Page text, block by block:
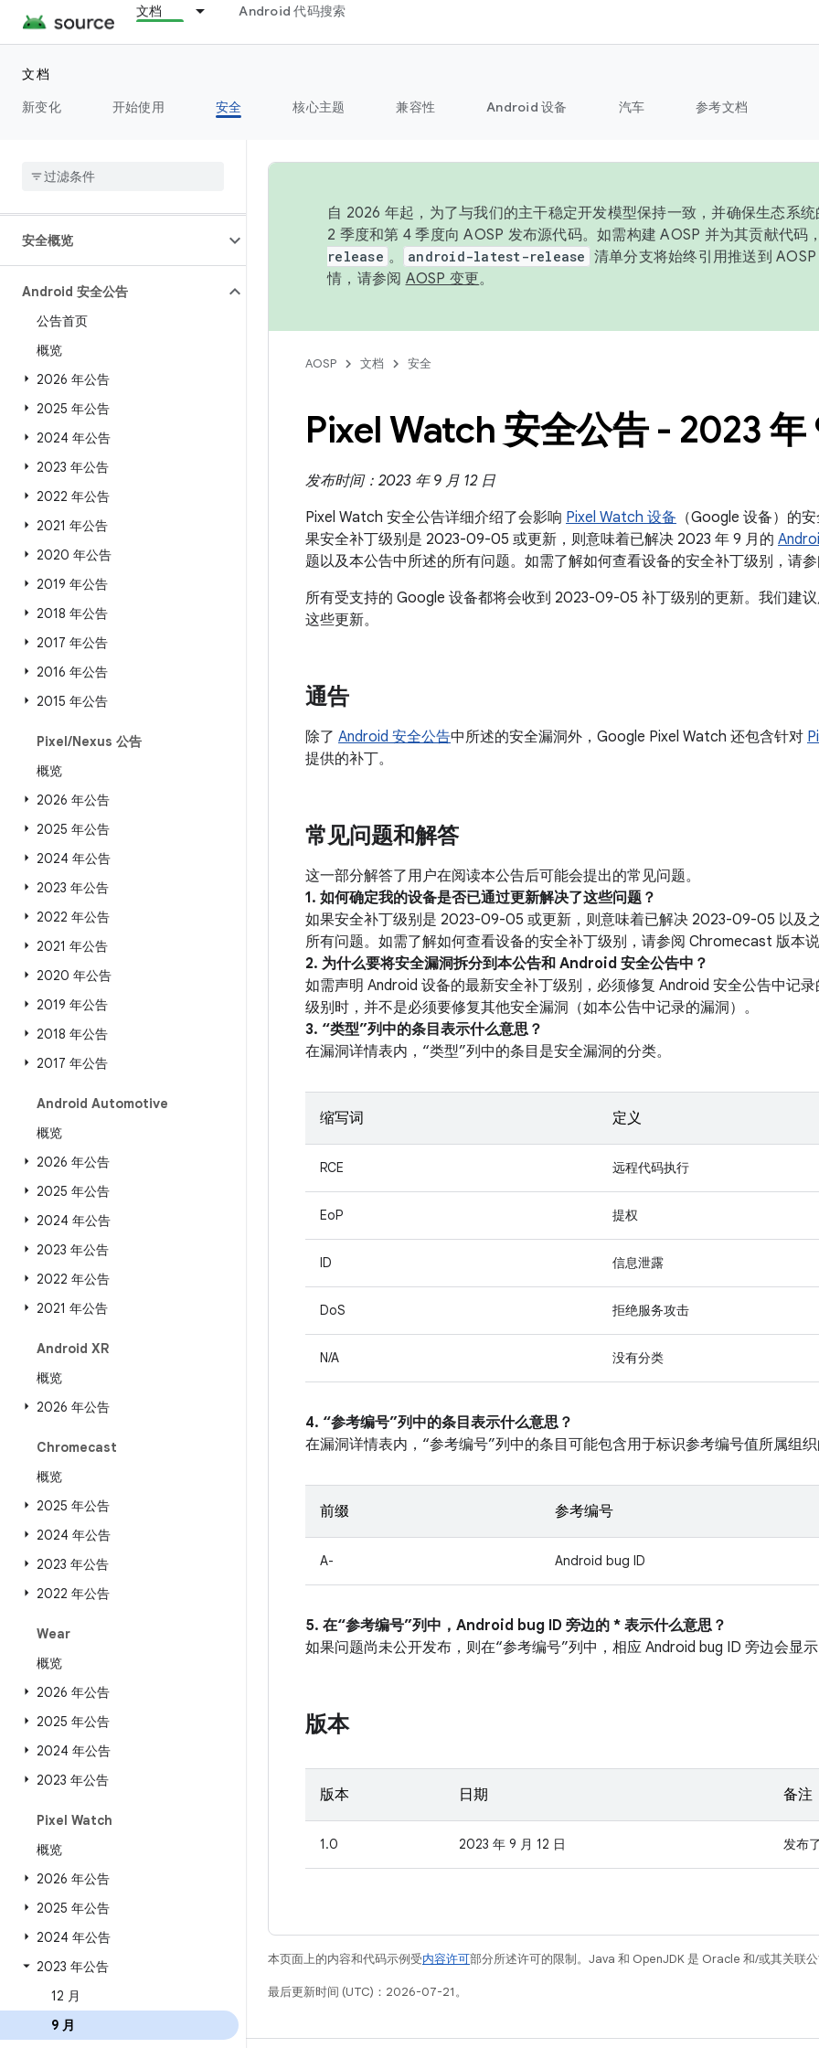
文档 Android 代码搜索
文档
新变化
开始使用 安全 核心主题 兼容性 Android 设备 汽车 参考文档
安全概览
Android 安全公告
公告首页
概览
2026 年公告
2025 年公告
2024 年公告
2023 年公告
2022 年公告
2021 年公告
2020 年公告
2019 年公告
2018 年公告
2017 年公告
2016 年公告
2015 年公告
Pixel/Nexus 公告
概览
2026 年公告
2025 年公告
2024 年公告
2023 年公告
2022 年公告
2021 年公告
2020 年公告
2019 年公告
2018 年公告
2017 年公告
Android Automotive
概览
2026 年公告
2025 年公告
2024 年公告
2023 年公告
2022 年公告
2021 年公告
Android XR
概览
2026 年公告
Chromecast
概览
2025 年公告
2024 年公告
2023 年公告
2022 年公告
Wear
概览
2026 年公告
2025 年公告
2024 年公告
2023 年公告
Pixel Watch
概览
2026 年公告
2025 年公告
2024 年公告
2023 年公告
12 月
9 月
自 2026 年起，为了与我们的主干稳定开发模型保持一致，并确保生态系
2 季度和第 4 季度向 AOSP 发布源代码。如需构建 AOSP 并为其贡献代码
release 。 android-latest-release 清单分支将始终引用推送到
情，请参阅 AOSP 变更。
AOSP 文档 安全
Pixel Watch 安全公告 - 2023 年
发布时间：2023 年 9 月 12 日
Pixel Watch 安全公告详细介绍了会影响 Pixel Watch 设备 （Google 设备）的
果安全补丁级别是 2023-09-05 或更新，则意味着已解决 2023 年 9 月的
题以及本公告中所述的所有问题。如需了解如何查看设备的安全补丁级别，请
所有受支持的 Google 设备都将会收到 2023-09-05 补丁级别的更新。我们建
这些更新。
通告
除了 Android 安全公告中所述的安全漏洞外，Google Pixel Watch 还包含针对
提供的补丁。
常见问题和解答
这一部分解答了用户在阅读本公告后可能会提出的常见问题。
1. 如何确定我的设备是否已通过更新解决了这些问题？
如果安全补丁级别是 2023-09-05 或更新，则意味着已解决 2023-09-05 以及
所有问题。如需了解如何查看设备的安全补丁级别，请参阅 Chromecast 版本
2. 为什么要将安全漏洞拆分到本公告和 Android 安全公告中？
如需声明 Android 设备的最新安全补丁级别，必须修复 Android 安全公告中记
级别时，并不是必须要修复其他安全漏洞（如本公告中记录的漏洞）。
3. “类型”列中的条目表示什么意思？
在漏洞详情表内，“类型”列中的条目是安全漏洞的分类。
缩写词 定义
RCE 远程代码执行
EoP 提权
ID 信息泄露
DoS 拒绝服务攻击
N/A 没有分类
4. “参考编号”列中的条目表示什么意思？
在漏洞详情表内，“参考编号”列中的条目可能包含用于标识参考编号值所属组
前缀 参考编号
A- Android bug ID
5. 在“参考编号”列中，Android bug ID 旁边的 * 表示什么意思？
如果问题尚未公开发布，则在“参考编号”列中，相应 Android bug ID 旁边会显
版本
版本 日期 备注
1.0 2023 年 9 月 12 日 发布
本页面上的内容和代码示例受内容许可部分所述许可的限制。Java 和 OpenJDK 是 Oracle 和/或其关联
最后更新时间 (UTC)：2026-07-21。